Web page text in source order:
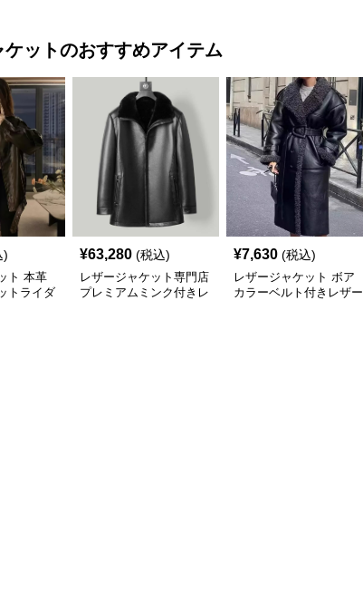
ケットのおすすめアイテム
)
ト 本革
トライダ
¥63,280 (税込)
レザージャケット専門店
プレミアムミンク付きレ
¥7,630 (税込)
レザージャケット ボア
カラーベルト付きレザー